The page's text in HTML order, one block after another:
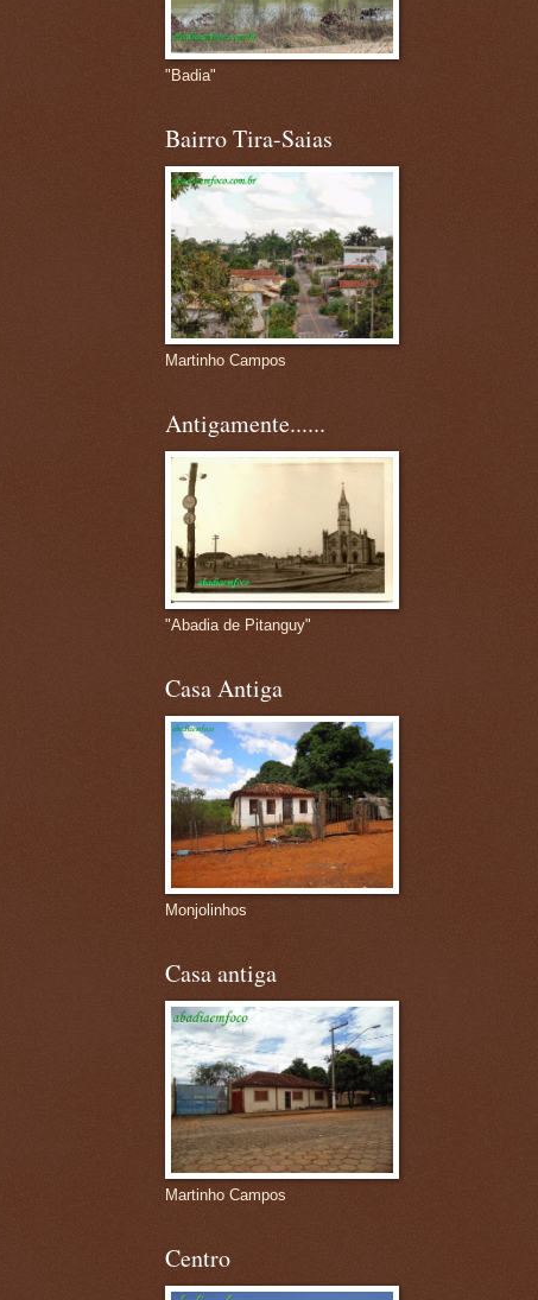
"Badia"
Bairro Tira-Saias
Martinho Campos
Antigamente......
"Abadia de Pitanguy"
Casa Antiga
Monjolinhos
Casa antiga
Martinho Campos
Centro